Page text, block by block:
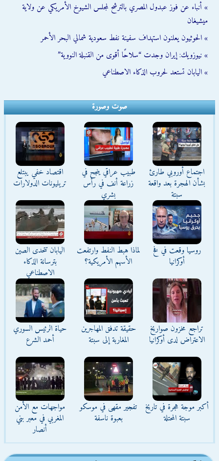
» أنباء عن فوز عبدول المصري بالترشح لمجلس الشيوخ الأمريكي عن ولاية
ميشيغان
» الحوثيون يعلنون استهداف سفينة نفط سعودية شمالي البحر الأحمر
» نيوزويك: إيران وجدت “سلاحًا أقوى من القنبلة النووية”
» اليابان تستعد لحروب الذكاء الاصطناعي
صوت وصورة
اجتماع أوروبي طارئ
بشأن الهجرة بعد واقعة
سبتة
طبيب عراقي ينجح في
زراعة أنف في رأس
بشري
اقتصاد خفي يبتلع
تريليونات الدولارات
روسيا وقعت في فخ
أوكرانيا
لماذا هبط النفط وارتفعت
الأسهم الأمريكية؟
اليابان تتحدى الصين
بترسانة الذكاء
الاصطناعي
تراجع مخزون صواريخ
الاعتراض لدى أوكرانيا
حقيقة تدفق المهاجرين
المغاربة إلى سبتة
حياة الرئيس السوري
أحمد الشرع
أكبر موجة هجرة في تاريخ
سبتة المحتلة
تفجير مقهى في موسكو
بعبوة ناسفة
مواجهات مع الأمن
المغربي في معبر بني
أنصار